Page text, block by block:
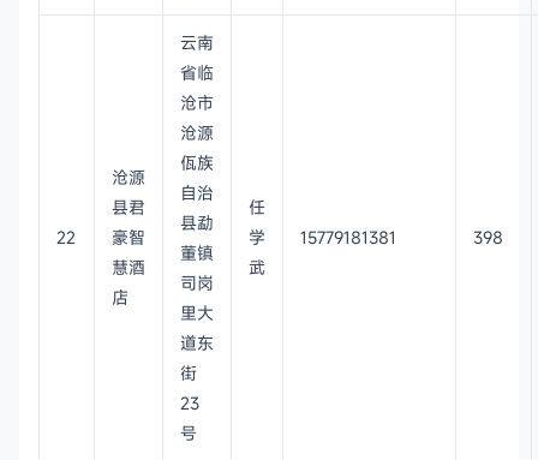
22
沧源
县君
豪智
慧酒
店
云南
省临
沧市
沧源
佤族
自治
县勐
董镇
司岗
里大
道东
街
23
号
任
学
武
15779181381 398